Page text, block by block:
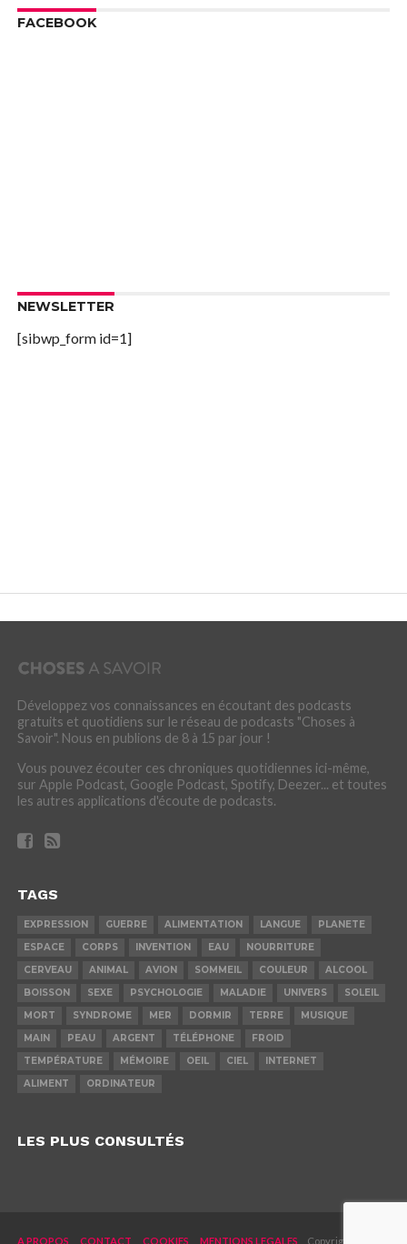
FACEBOOK
NEWSLETTER
[sibwp_form id=1]
Développez vos connaissances en écoutant des podcasts
gratuits et quotidiens sur le réseau de podcasts "Choses à
Savoir". Nous en publions de 8 à 15 par jour !
Vous pouvez écouter ces chroniques quotidiennes ici-même,
sur Apple Podcast, Google Podcast, Spotify, Deezer... et toutes
les autres applications d'écoute de podcasts.
TAGS
EXPRESSION GUERRE ALIMENTATION LANGUE
PLANETE
ESPACE
CORPS INVENTION EAU
NOURRITURE
CERVEAU
ANIMAL AVION SOMMEIL COULEUR
ALCOOL
BOISSON
SEXE PSYCHOLOGIE MALADIE UNIVERS
SOLEIL
MORT
SYNDROME MER DORMIR TERRE
MUSIQUE
MAIN
PEAU ARGENT TÉLÉPHONE
FROID
TEMPÉRATURE
MÉMOIRE OEIL CIEL
INTERNET
ALIMENT
ORDINATEUR
LES PLUS CONSULTÉS
A PROPOS CONTACT COOKIES MENTIONS LEGALES Copyright © 2019